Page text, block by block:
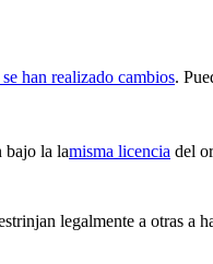
han realizado cambios.
bajo la lamisma licencia del
legalmente a otras a